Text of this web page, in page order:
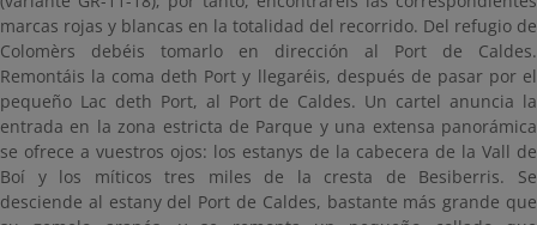
marcas rojas y blancas en la totalidad del recorrido. Del refugio de
Colomèrs debéis tomarlo en dirección al Port de Caldes.
Remontáis la coma deth Port y llegaréis, después de pasar por el
pequeño Lac deth Port, al Port de Caldes. Un cartel anuncia la
entrada en la zona estricta de Parque y una extensa panorámica
se ofrece a vuestros ojos: los estanys de la cabecera de la Vall de
Boí y los míticos tres miles de la cresta de Besiberris. Se
desciende al estany del Port de Caldes, bastante más grande que